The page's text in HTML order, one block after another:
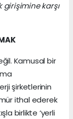
karşı
Kamusal bir
şirketlerinin
ithal ederek
birlikte ‘yerli